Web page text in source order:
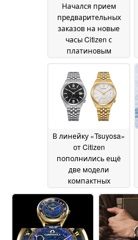
Начался прием
предварительных
заказов на новые
часы Citizen с
платиновым
paper» в
ограниченной серии
19 July 2026
В линейку «Tsuyosa»
от Citizen
пополнились ещё
две модели
компактных
часов с сапфировым
стеклом
09 July 2026